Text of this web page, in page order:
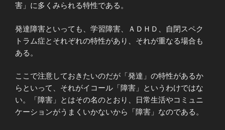
害」に多くみられる特性である。
発達障害といっても、学習障害、ＡＤＨＤ、自閉スペク
トラム症とそれぞれの特性があり、それが重なる場合も
ある。
ここで注意しておきたいのだが「発達」の特性があるか
らといって、それがイコール「障害」というわけではな
い。「障害」とはその名のとおり、日常生活やコミュニ
ケーションがうまくいかないから「障害」なのである。